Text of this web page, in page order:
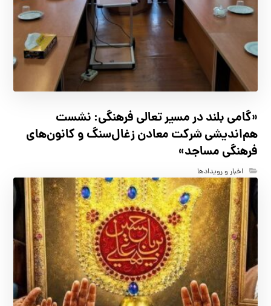
«گامی بلند در مسیر تعالی فرهنگی: نشست
هم‌اندیشی شرکت معادن زغال‌سنگ و کانون‌های
فرهنگی مساجد»
اخبار و رویدادها